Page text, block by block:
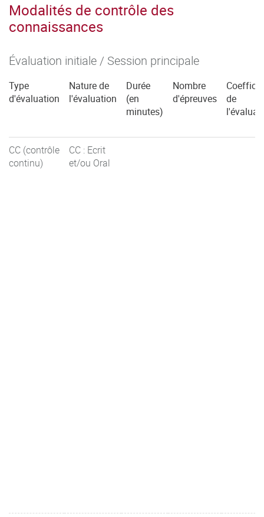
Modalités de contrôle des
connaissances
Évaluation initiale / Session principale
Type
d'évaluation
Nature de
l'évaluation
Durée
(en
minutes)
Nombre
d'épreuves
de
CC (contrôle
continu)
CC : Ecrit
et/ou Oral